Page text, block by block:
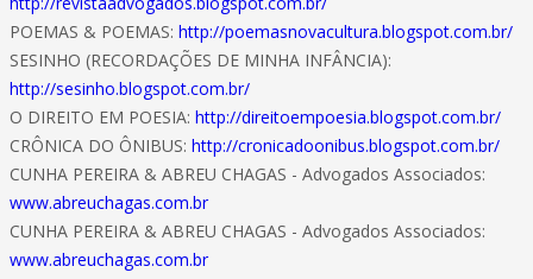
POEMAS & POEMAS: http://poemasnovacultura.blogspot.com.br/
SESINHO (RECORDAÇÕES DE MINHA INFÂNCIA):
http://sesinho.blogspot.com.br/
O DIREITO EM POESIA: http://direitoempoesia.blogspot.com.br/
CRÔNICA DO ÔNIBUS: http://cronicadoonibus.blogspot.com.br/
CUNHA PEREIRA & ABREU CHAGAS - Advogados Associados:
www.abreuchagas.com.br
CUNHA PEREIRA & ABREU CHAGAS - Advogados Associados:
www.abreuchagas.com.br